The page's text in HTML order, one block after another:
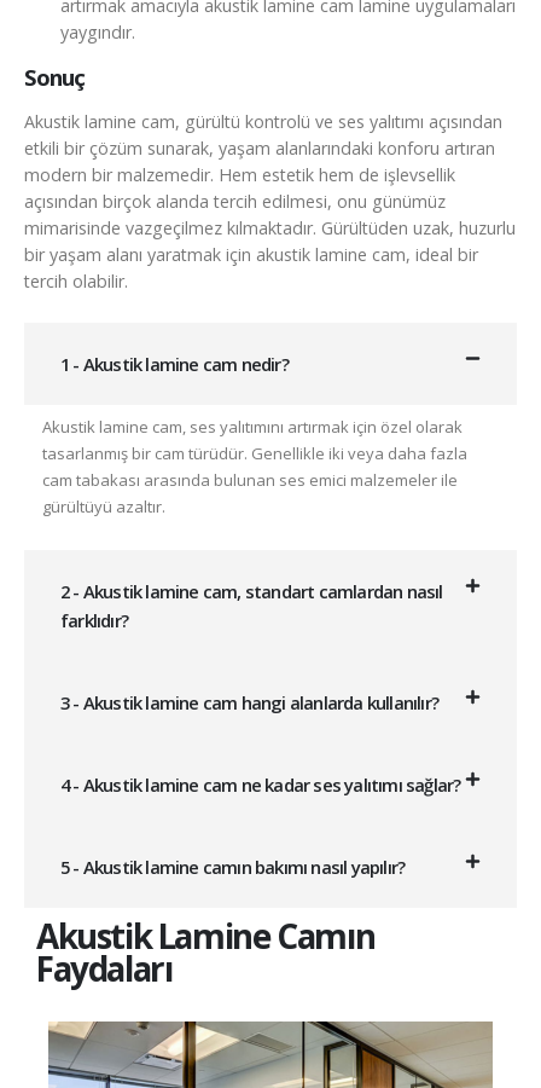
artırmak amacıyla akustik lamine cam lamine uygulamaları
yaygındır.
Sonuç
Akustik lamine cam, gürültü kontrolü ve ses yalıtımı açısından
etkili bir çözüm sunarak, yaşam alanlarındaki konforu artıran
modern bir malzemedir. Hem estetik hem de işlevsellik
açısından birçok alanda tercih edilmesi, onu günümüz
mimarisinde vazgeçilmez kılmaktadır. Gürültüden uzak, huzurlu
bir yaşam alanı yaratmak için akustik lamine cam, ideal bir
tercih olabilir.
1 - Akustik lamine cam nedir?
Akustik lamine cam, ses yalıtımını artırmak için özel olarak
tasarlanmış bir cam türüdür. Genellikle iki veya daha fazla
cam tabakası arasında bulunan ses emici malzemeler ile
gürültüyü azaltır.
2 - Akustik lamine cam, standart camlardan nasıl
farklıdır?
3 - Akustik lamine cam hangi alanlarda kullanılır?
4 - Akustik lamine cam ne kadar ses yalıtımı sağlar?
5 - Akustik lamine camın bakımı nasıl yapılır?
Akustik Lamine Camın
Faydaları